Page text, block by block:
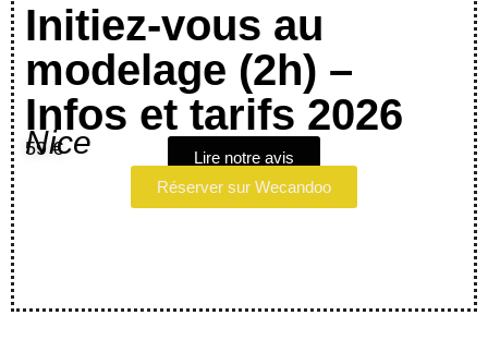
Initiez-vous au
modelage (2h) –
Infos et tarifs 2026
Nice
59 €
Lire notre avis
Réserver sur Wecandoo